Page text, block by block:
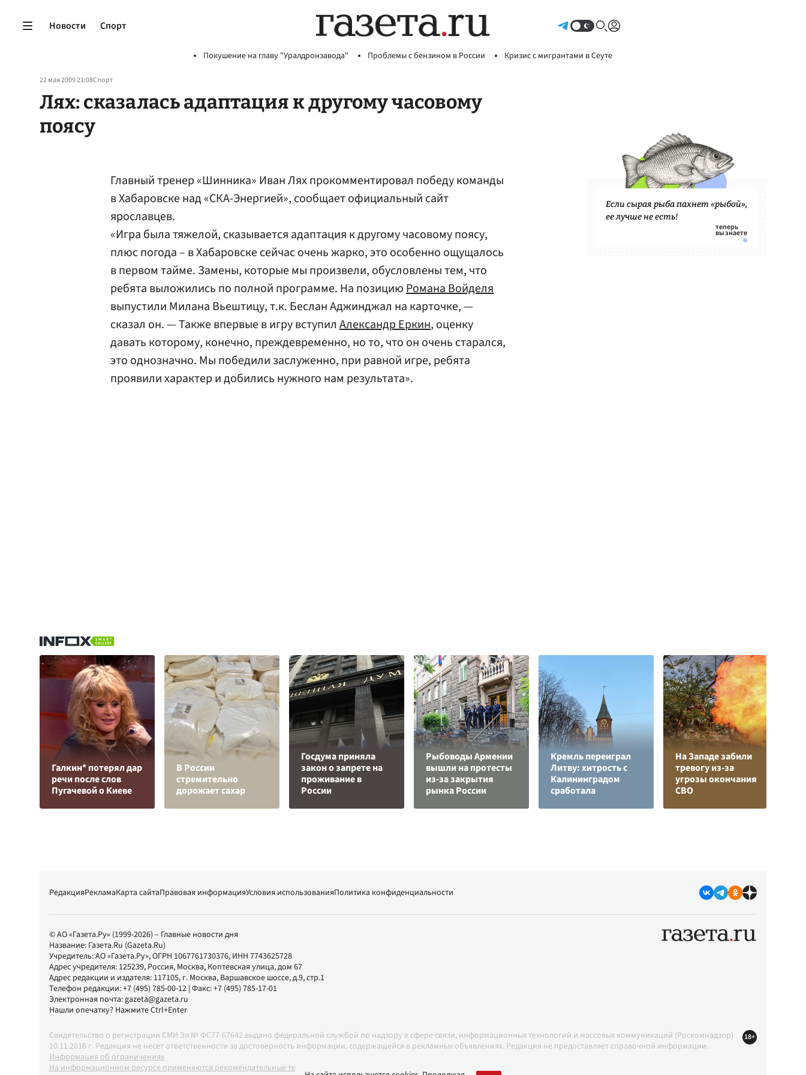
Новости Спорт
Покушение на главу "Уралдронзавода" Проблемы с бензином в России Кризис с мигрантами в Сеуте
22 мая 2009 21:08Спорт
Лях: сказалась адаптация к другому часовому
поясу
Главный тренер «Шинника» Иван Лях прокомментировал победу команды
в Хабаровске над «СКА-Энергией», сообщает официальный сайт
ярославцев.
«Игра была тяжелой, сказывается адаптация к другому часовому поясу,
плюс погода – в Хабаровске сейчас очень жарко, это особенно ощущалось
в первом тайме. Замены, которые мы произвели, обусловлены тем, что
ребята выложились по полной программе. На позициюРомана Войделя
выпустили Милана Вьештицу, т.к. Беслан Аджинджал на карточке, —
сказал он. — Также впервые в игру вступил Александр Еркин, оценку
давать которому, конечно, преждевременно, но то, что он очень старался,
это однозначно. Мы победили заслуженно, при равной игре, ребята
проявили характер и добились нужного нам результата».
Если сырая рыба пахнет «рыбой»,
ее лучше не есть!
Галкин* потерял дар
речи после слов
Пугачевой о Киеве
В России
стремительно
дорожает сахар
Госдума приняла
закон о запрете на
проживание в
России
Рыбоводы Армении
вышли на протесты
из-за закрытия
рынка России
Кремль переиграл
Литву: хитрость с
Калининградом
сработала
На Западе забили
тревогу из-за
угрозы окончания
СВО
РедакцияРекламаКарта сайтаПравовая информацияУсловия использованияПолитика конфиденциальности
© АО «Газета.Ру» (1999-2026) – Главные новости дня
Название: Газета.Ru (Gazeta.Ru)
Учредитель:АО «Газета.Ру», ОГРН 1067761730376, ИНН 7743625728
Адрес учредителя: 125239, Россия, Москва, Коптевская улица, дом 67
Адрес редакции и издателя: 117105, г. Москва, Варшавское шоссе, д.9, стр.1
Телефон редакции:+7 (495) 785-00-12 | Факс:+7 (495) 785-17-01
Электронная почта:gazeta@gazeta.ru
Нашли опечатку? Нажмите Ctrl+Enter
Свидетельство о регистрации СМИ Эл № ФС77-67642 выдано федеральной службой по надзору в сфере связи, информационных технологий и массовых коммуникаций (Роскомнадзор)
10.11.2016 г. Редакция не несет ответственности за достоверность информации, содержащейся в рекламных объявлениях. Редакция не предоставляет справочной информации.
Информация об ограничениях
На информационном ресурсе применяются рекомендательные технологии в соответствии с Правилами
18+